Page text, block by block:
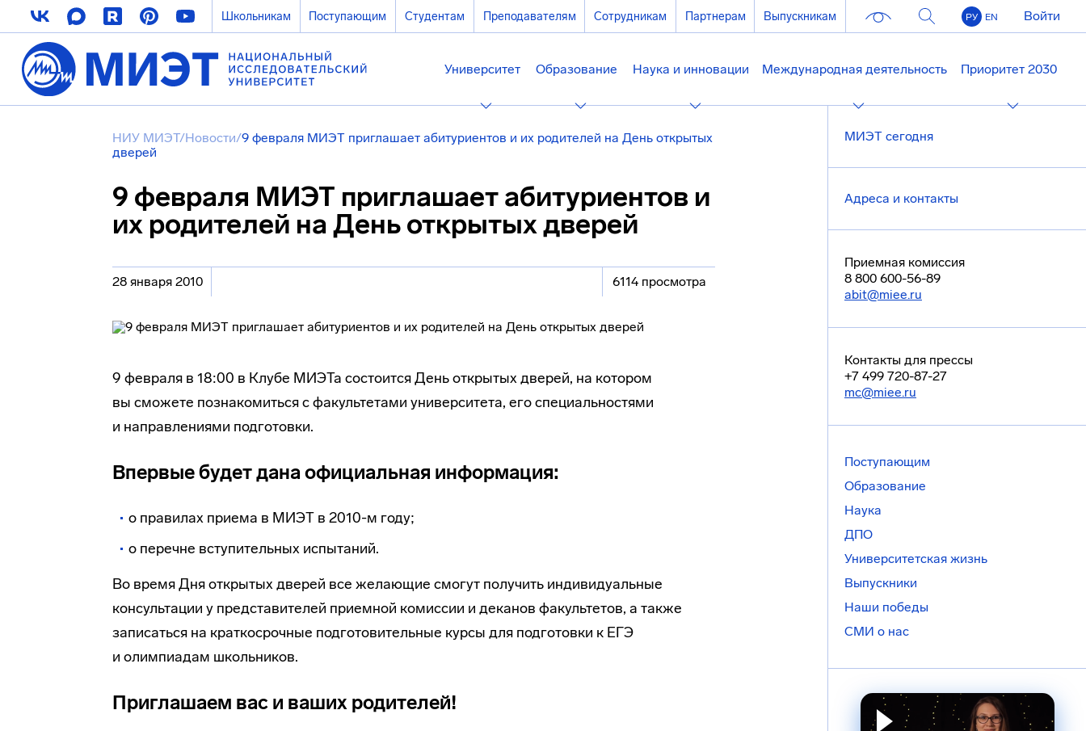
Школьникам Поступающим Студентам Преподавателям Сотрудникам Партнерам Выпускникам РУ EN Войти
Университет Образование Наука и инновации Международная деятельность Приоритет 2030
НИУ МИЭТ/Новости/9 февраля МИЭТ приглашает абитуриентов и их родителей на День открытых
дверей
9 февраля МИЭТ приглашает абитуриентов и
их родителей на День открытых дверей
28 января 2010 6114 просмотра
9 февраля в 18:00 в Клубе МИЭТа состоится День открытых дверей, на котором
вы сможете познакомиться с факультетами университета, его специальностями
и направлениями подготовки.
Впервые будет дана официальная информация:
о правилах приема в МИЭТ в 2010-м году;
о перечне вступительных испытаний.
Во время Дня открытых дверей все желающие смогут получить индивидуальные
консультации у представителей приемной комиссии и деканов факультетов, а также
записаться на краткосрочные подготовительные курсы для подготовки к ЕГЭ
и олимпиадам школьников.
Приглашаем вас и ваших родителей!
МИЭТ сегодня
Адреса и контакты
Приемная комиссия
8 800 600-56-89
abit@miee.ru
Контакты для прессы
+7 499 720-87-27
mc@miee.ru
Поступающим
Образование
Наука
ДПО
Университетская жизнь
Выпускники
Наши победы
СМИ о нас